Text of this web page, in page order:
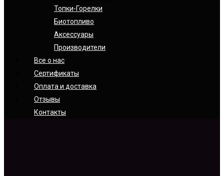
Топки-Горелки
Биотопливо
Аксессуары
Производители
Все о нас
Сертификаты
Оплата и доставка
Отзывы
Контакты